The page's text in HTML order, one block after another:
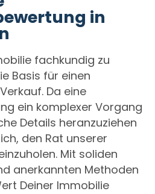
in
fachkundig zu
Basis für einen
Da eine
ein komplexer Vorgang
Details heranzuziehen
den Rat unserer
Mit soliden
anerkannten Methoden
Deiner Immobilie